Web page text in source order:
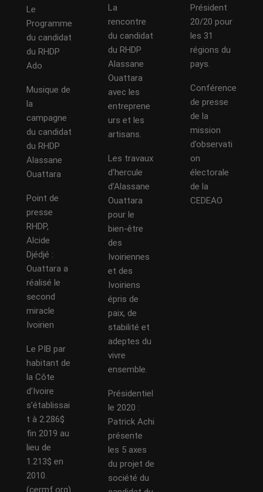
Le
Programme
du candidat
du RHDP
Ado
Musique de
la
campagne
du candidat
du RHDP
Alassane
Ouattara
Point de
presse
RHDP,
Alcide
Djédjé :
Ouattara a
réalisé le
second
miracle
Ivoirien
Le PIB par
habitant de
la Côte
d’Ivoire
s’établissai
t à 2.286$
fin 2019 au
lieu de
1.213$ en
2010.
(cermf.org)
La
rencontre
du candidat
du RHDP
Alassane
Ouattara
avec les
entreprene
urs et les
artisans.
Les travaux
d’hercule
d’Alassane
Ouattara
pour le
bien-être
des
Ivoiriennes
et des
Ivoiriens
épris de
paix, de
stabilité et
adeptes du
vivre
ensemble.
Présidentiel
le 2020 :
Patrick Achi
présente
les 5 axes
du projet de
société du
Président
20/20 pour
les 31
régions du
pays.
Conférence
de presse
de la
mission
d’observati
on
électorale
de la
CEDEAO